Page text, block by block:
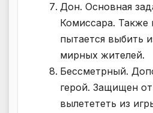
Дон. Основная
Комиссара. Также
пытается выбить
мирных жителей.
Бессметрный.
герой. Защищен
вылетететь из